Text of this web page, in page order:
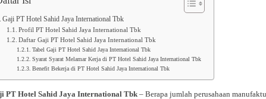
Gaji PT Hotel Sahid Jaya International Tbk
Profil PT Hotel Sahid Jaya International Tbk
Daftar Gaji PT Hotel Sahid Jaya International Tbk
Tabel Gaji PT Hotel Sahid Jaya International Tbk
Syarat Syarat Melamar Kerja di PT Hotel Sahid Jaya International Tbk
Benefit Bekerja di PT Hotel Sahid Jaya International Tbk
PT Hotel Sahid Jaya International Tbk– Berapa jumlah perusahaan